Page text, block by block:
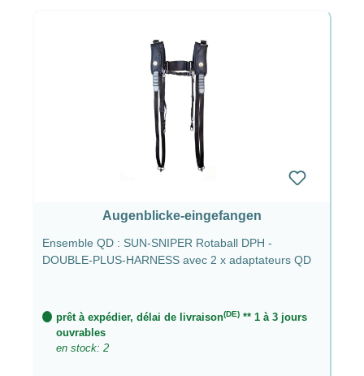
Augenblicke-eingefangen
Ensemble QD : SUN-SNIPER Rotaball DPH -
DOUBLE-PLUS-HARNESS avec 2 x adaptateurs QD
prêt à expédier, délai de livraison(DE) ** 1 à 3 jours
ouvrables
en stock: 2